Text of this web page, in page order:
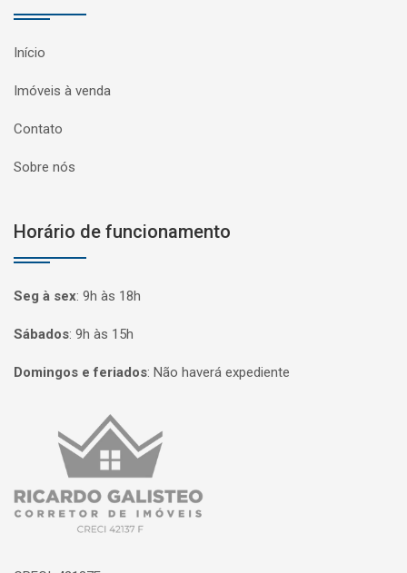
Início
Imóveis à venda
Contato
Sobre nós
Horário de funcionamento
Seg à sex: 9h às 18h
Sábados: 9h às 15h
Domingos e feriados: Não haverá expediente
Página inicial